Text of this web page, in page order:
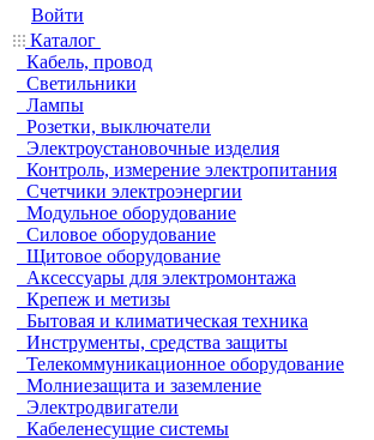
Войти
Каталог
Кабель, провод
Светильники
Лампы
Розетки, выключатели
Электроустановочные изделия
Контроль, измерение электропитания
Счетчики электроэнергии
Модульное оборудование
Силовое оборудование
Щитовое оборудование
Аксессуары для электромонтажа
Крепеж и метизы
Бытовая и климатическая техника
Инструменты, средства защиты
Телекоммуникационное оборудование
Молниезащита и заземление
Электродвигатели
Кабеленесущие системы